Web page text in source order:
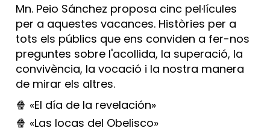
Mn. Peio Sánchez proposa cinc pel·lícules
per a aquestes vacances. Històries per a
tots els públics que ens conviden a fer-nos
preguntes sobre l'acollida, la superació, la
convivència, la vocació i la nostra manera
de mirar els altres.
🍿 «El día de la revelación»
🍿 «Las locas del Obelisco»